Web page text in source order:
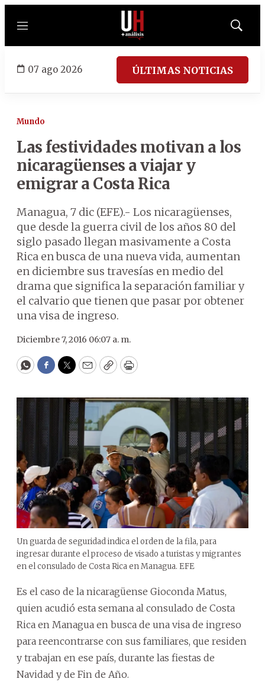
Menú
Mostrar
07 ago 2026 ÚLTIMAS NOTICIAS
Mundo
Las festividades motivan a los
nicaragüenses a viajar y
emigrar a Costa Rica
Managua, 7 dic (EFE).- Los nicaragüenses,
que desde la guerra civil de los años 80 del
siglo pasado llegan masivamente a Costa
Rica en busca de una nueva vida, aumentan
en diciembre sus travesías en medio del
drama que significa la separación familiar y
el calvario que tienen que pasar por obtener
una visa de ingreso.
Diciembre 7, 2016 06:07 a. m.
WhatsApp
Facebook
Twitter
EmailCopyPrint
Un guarda de seguridad indica el orden de la fila, para
ingresar durante el proceso de visado a turistas y migrantes
en el consulado de Costa Rica en Managua. EFE
Es el caso de la nicaragüense Gioconda Matus,
quien acudió esta semana al consulado de Costa
Rica en Managua en busca de una visa de ingreso
para reencontrarse con sus familiares, que residen
y trabajan en ese país, durante las fiestas de
Navidad y de Fin de Año.